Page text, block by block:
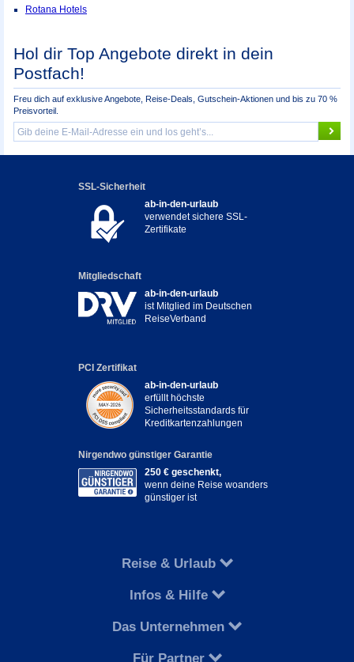
Rotana Hotels
Hol dir Top Angebote direkt in dein
Postfach!
Freu dich auf exklusive Angebote, Reise-Deals, Gutschein-Aktionen und bis zu 70 %
Preisvorteil.
SSL-Sicherheit
ab-in-den-urlaub
verwendet sichere SSL-
Zertifikate
Mitgliedschaft
ab-in-den-urlaub
ist Mitglied im Deutschen
ReiseVerband
PCI Zertifikat
ab-in-den-urlaub
erfüllt höchste
Sicherheitsstandards für
Kreditkartenzahlungen
Nirgendwo günstiger Garantie
250 € geschenkt,
wenn deine Reise woanders
günstiger ist
Reise & Urlaub
Infos & Hilfe
Das Unternehmen
Für Partner